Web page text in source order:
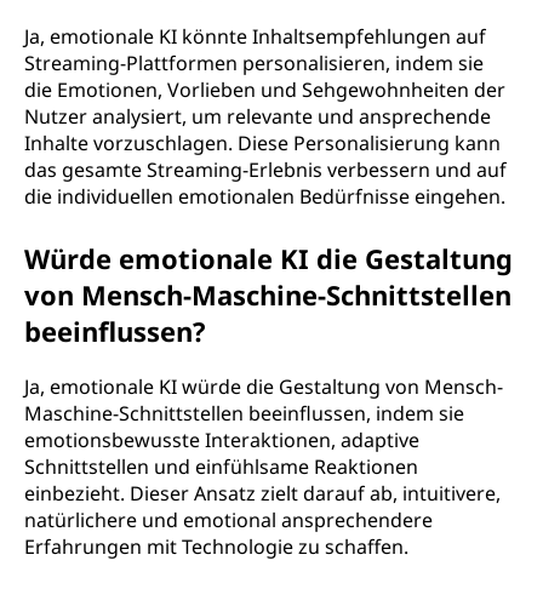
Ja, emotionale KI könnte Inhaltsempfehlungen auf
Streaming-Plattformen personalisieren, indem sie
die Emotionen, Vorlieben und Sehgewohnheiten der
Nutzer analysiert, um relevante und ansprechende
Inhalte vorzuschlagen. Diese Personalisierung kann
das gesamte Streaming-Erlebnis verbessern und auf
die individuellen emotionalen Bedürfnisse eingehen.
Würde emotionale KI die Gestaltung
von Mensch-Maschine-Schnittstellen
beeinflussen?
Ja, emotionale KI würde die Gestaltung von Mensch-
Maschine-Schnittstellen beeinflussen, indem sie
emotionsbewusste Interaktionen, adaptive
Schnittstellen und einfühlsame Reaktionen
einbezieht. Dieser Ansatz zielt darauf ab, intuitivere,
natürlichere und emotional ansprechendere
Erfahrungen mit Technologie zu schaffen.